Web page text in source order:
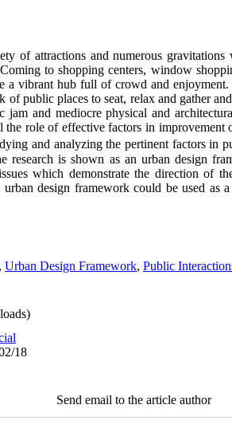
of attractions and numerous
to shopping centers, window
a vibrant hub full of crowd and
public places to seat, relax and gather
and mediocre physical and
the role of effective factors in
and analyzing the pertinent factors in
research is shown as an urban design
which demonstrate the direction of
design framework could be used as
, Urban Design Framework, Public
18
Send email to the article author